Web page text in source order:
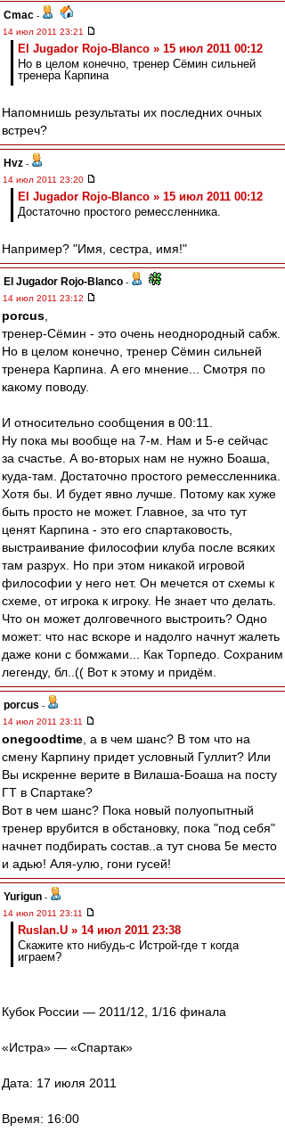
Cmac -
14 июл 2011 23:21
El Jugador Rojo-Blanco » 15 июл 2011 00:12
Но в целом конечно, тренер Сёмин сильней
тренера Карпина
Напомнишь результаты их последних очных
встреч?
Hvz -
14 июл 2011 23:20
El Jugador Rojo-Blanco » 15 июл 2011 00:12
Достаточно простого ремессленника.
Например? "Имя, сестра, имя!"
El Jugador Rojo-Blanco -
14 июл 2011 23:12
porcus
тренер-Сёмин - это очень неоднородный сабж.
Но в целом конечно, тренер Сёмин сильней
тренера Карпина. А его мнение... Смотря по
какому поводу.
И относительно сообщения в 00:11.
Ну пока мы вообще на 7-м. Нам и 5-е сейчас
за счастье. А во-вторых нам не нужно Боаша,
куда-там. Достаточно простого ремессленника.
Хотя бы. И будет явно лучше. Потому как хуже
быть просто не может. Главное, за что тут
ценят Карпина - это его спартаковость,
выстраивание философии клуба после всяких
там разрух. Но при этом никакой игровой
философии у него нет. Он мечется от схемы к
схеме, от игрока к игроку. Не знает что делать.
Что он может долговечного выстроить? Одно
может: что нас вскоре и надолго начнут жалеть
даже кони с бомжами... Как Торпедо. Сохраним
легенду, бл..(( Вот к этому и придём.
porcus -
14 июл 2011 23:11
onegoodtime , а в чем шанс? В том что на
смену Карпину придет условный Гуллит? Или
Вы искренне верите в Вилаша-Боаша на посту
ГТ в Спартаке?
Вот в чем шанс? Пока новый полуопытный
тренер врубится в обстановку, пока "под себя"
начнет подбирать состав..а тут снова 5е место
и адью! Аля-улю, гони гусей!
Yurigun -
14 июл 2011 23:11
Ruslan.U » 14 июл 2011 23:38
Скажите кто нибудь-с Истрой-где т когда
играем?
Кубок России — 2011/12, 1/16 финала
«Истра» — «Спартак»
Дата: 17 июля 2011
Время: 16:00